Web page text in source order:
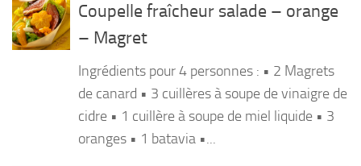
Coupelle fraîcheur salade – orange
– Magret
Ingrédients pour 4 personnes : • 2 Magrets
de canard • 3 cuillères à soupe de vinaigre de
cidre • 1 cuillère à soupe de miel liquide • 3
oranges • 1 batavia •...